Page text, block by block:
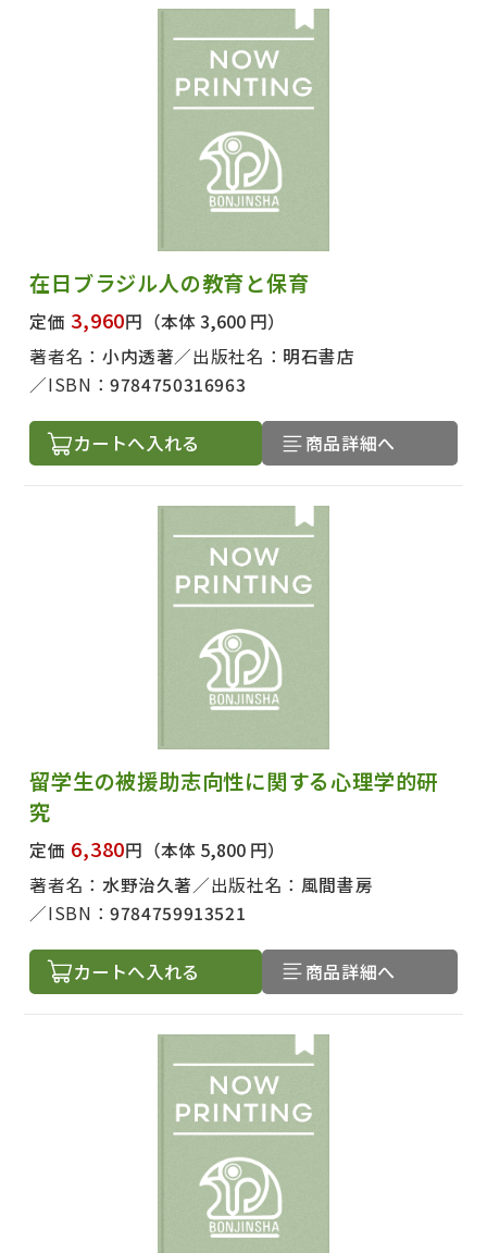
在日ブラジル人の教育と保育
定価 3,960円 （本体 3,600 円）
著者名： 小内透著 出版社名： 明石書店
ISBN：9784750316963
カートへ入れる 商品詳細へ
留学生の被援助志向性に関する心理学的研
究
定価 6,380円 （本体 5,800 円）
著者名： 水野治久著 出版社名： 風間書房
ISBN：9784759913521
カートへ入れる 商品詳細へ